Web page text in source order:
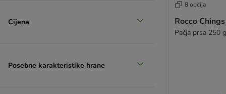
Cijena
Posebne karakteristike hrane
8 opcija
Rocco Chings
Pačja prsa 250 g